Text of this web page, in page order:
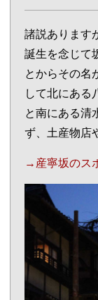
諸説あります
誕生を念じて
とからその名
して北にある
と南にある清
ず、土産物店
→産寧坂のス